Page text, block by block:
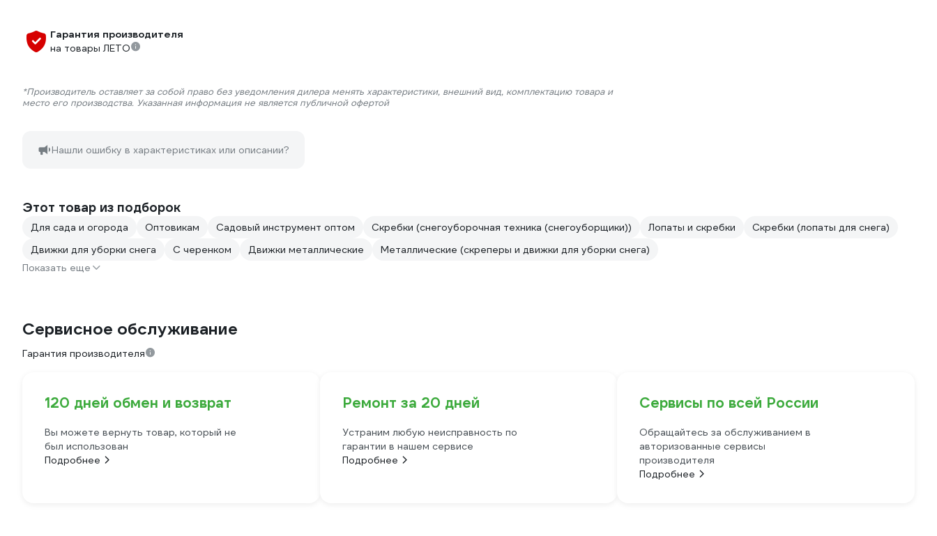
Гарантия производителя
на товары ЛЕТО
*Производитель оставляет за собой право без уведомления дилера менять характеристики, внешний вид, комплектацию товара и
место его производства. Указанная информация не является публичной офертой
Нашли ошибку в характеристиках или описании?
Этот товар из подборок
Для сада и огорода Оптовикам Садовый инструмент оптом Скребки (снегоуборочная техника (снегоуборщики)) Лопаты и скребки
Скребки (лопаты для снега)
Движки для уборки снега
С черенком Движки металлические
Металлические (скреперы и движки для уборки снега)
Показать еще
Сервисное обслуживание
Гарантия производителя
120 дней обмен и возврат
Вы можете вернуть товар, который не
был использован
Подробнее
Ремонт за 20 дней
Устраним любую неисправность по
гарантии в нашем сервисе
Подробнее
Сервисы по всей России
Обращайтесь за обслуживанием в
авторизованные сервисы
производителя
Подробнее